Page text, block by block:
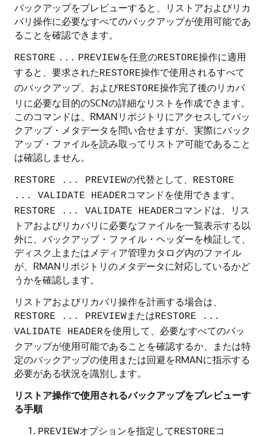
バックアップをプレビューすると、リストアおよびリカ
バリ操作に必要なすべてのバックアップが使用可能であ
ることを確認できます。
RESTORE ... PREVIEWを任意のRESTORE操作に適用
すると、要求されたRESTORE操作で使用されるすべて
のバックアップ、およびRESTORE操作完了後のリカバ
リに必要な目的のSCNの詳細なリストを作成できます。
このコマンドは、RMANリポジトリにアクセスしてバッ
クアップ・メタデータを問い合せますが、実際にバック
アップ・ファイルを読み取ってリストア可能であること
は確認しません。
RESTORE ... PREVIEWの代替として、
RESTORE
... VALIDATE HEADERコマンドを使用できます。
RESTORE ... VALIDATE HEADERコマンドは、リス
トアおよびリカバリに必要なファイルを一覧表示する以
外に、バックアップ・ファイル・ヘッダーを検証して、
ディスク上またはメディア管理カタログ内のファイル
が、RMANリポジトリのメタデータに対応しているかど
うかを確認します。
リストアおよびリカバリ操作を計画する場合は、
RESTORE ... PREVIEWまたはRESTORE ...
VALIDATE HEADERを使用して、必要なすべてのバッ
クアップが使用可能であることを確認するか、または特
定のバックアップの使用または回避をRMANに指示する
必要がある状況を識別します。
リストア操作で使用されるバックアップをプレビューす
る手順
PREVIEWオプションを指定してRESTOREコ